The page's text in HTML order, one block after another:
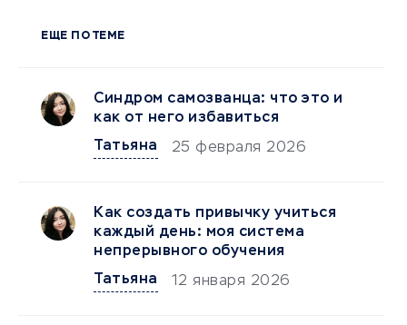
ЕЩЕ ПО ТЕМЕ
Синдром самозванца: что это и
как от него избавиться
Татьяна
25 февраля 2026
Как создать привычку учиться
каждый день: моя система
непрерывного обучения
Татьяна
12 января 2026